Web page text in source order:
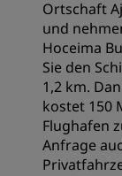
Ortschaft
und
Hoceima
Sie den
1,2 km.
kostet 150
Flughafen
Anfrage